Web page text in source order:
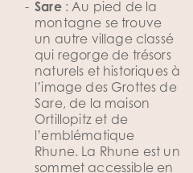
Sare: Au pied de la
montagne se trouve
un autre village classé
qui regorge de trésors
naturels et historiques à
l’image des Grottes de
Sare, de la maison
Ortillopitz et de
l’emblématique
Rhune. La Rhune est un
sommet accessible en